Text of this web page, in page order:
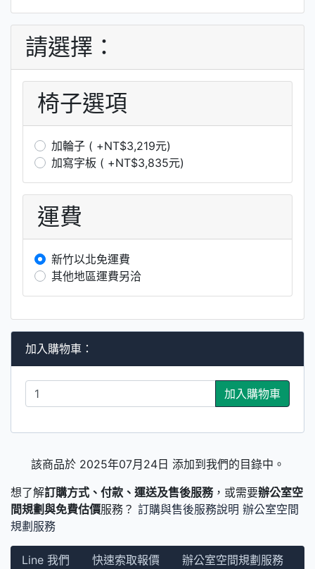
請選擇：
椅子選項
加輪子 ( +NT$3,219元)
加寫字板 ( +NT$3,835元)
運費
新竹以北免運費
其他地區運費另洽
加入購物車：
加入購物車
該商品於 2025年07月24日 添加到我們的目錄中。
想了解訂購方式、付款、運送及售後服務，或需要辦公室空
間規劃與免費估價服務？ 訂購與售後服務說明 辦公室空間
規劃服務
Line 我們 快速索取報價 辦公室空間規劃服務